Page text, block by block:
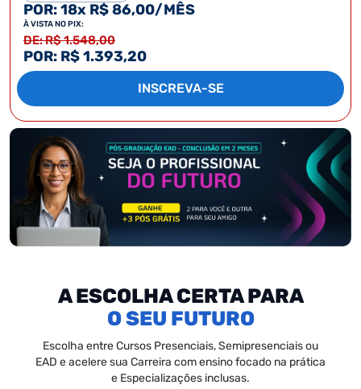
POR: 18x R$ 86,00/MÊS
À VISTA NO PIX:
DE: R$ 1.548,00
POR: R$ 1.393,20
INSCREVA-SE
A ESCOLHA CERTA PARA
SEU FUTURO
Escolha entre Cursos Presenciais, Semipresenciais ou
EAD e acelere sua Carreira com ensino focado na prática
e Especializações inclusas.